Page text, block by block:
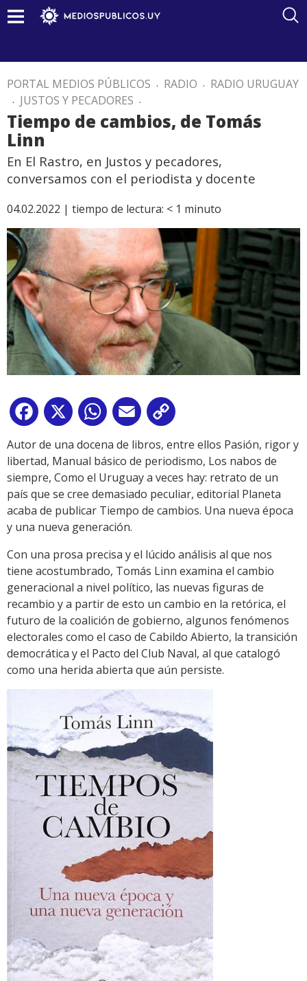
PORTAL MEDIOS PÚBLICOS . RADIO . RADIO URUGUAY
. JUSTOS Y PECADORES .
Tiempo de cambios, de Tomás
Linn
En El Rastro, en Justos y pecadores,
conversamos con el periodista y docente
04.02.2022 | tiempo de lectura: < 1 minuto
Facebook
X WhatsApp
Email
Link
Autor de una docena de libros, entre ellos Pasión, rigor y
libertad, Manual básico de periodismo, Los nabos de
siempre, Como el Uruguay a veces hay: retrato de un
país que se cree demasiado peculiar, editorial Planeta
acaba de publicar Tiempo de cambios. Una nueva época
y una nueva generación.
Con una prosa precisa y el lúcido análisis al que nos
tiene acostumbrado, Tomás Linn examina el cambio
generacional a nivel político, las nuevas figuras de
recambio y a partir de esto un cambio en la retórica, el
futuro de la coalición de gobierno, algunos fenómenos
electorales como el caso de Cabildo Abierto, la transición
democrática y el Pacto del Club Naval, al que catalogó
como una herida abierta que aún persiste.